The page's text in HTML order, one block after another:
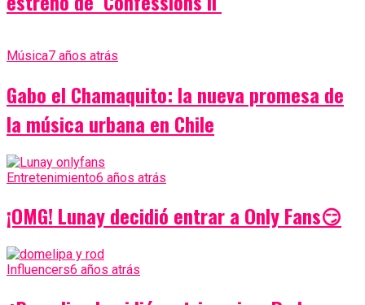
Música7 años atrás
Gabo el Chamaquito: la nueva promesa de
la música urbana en Chile
Entretenimiento6 años atrás
¡OMG! Lunay decidió entrar a Only Fans😏
Influencers6 años atrás